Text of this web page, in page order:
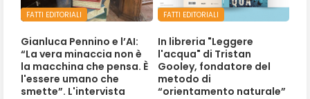
FATTI EDITORIALI
Gianluca Pennino e l’AI:
“La vera minaccia non è
la macchina che pensa. È
l'essere umano che
smette”. L'intervista
FATTI EDITORIALI
In libreria "Leggere
l'acqua" di Tristan
Gooley, fondatore del
metodo di
“orientamento naturale”